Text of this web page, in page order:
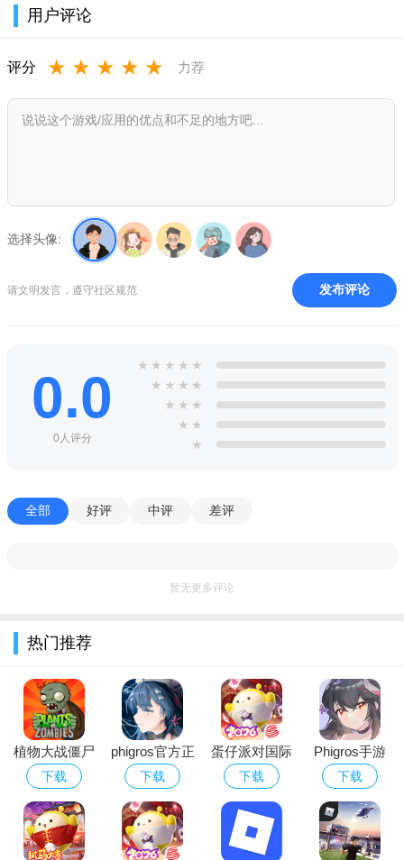
家。战火纷飞的时代，武力才是硬道理，兵多粮广战术高，即可
游戏特点
多兵种
游戏中设有“联盟”，玩家加入联盟后可联手攻击其他人的
帝国，征服周边领土。联盟达到一定条件，即可解锁联盟堡垒，
盟主、R4曾远可以放置并建造联盟堡垒，囤积士兵。联盟堡垒极
其周围则是联盟的领地，在联盟领地内，玩家可获得额外增益。
盟箭塔，自动攻击侵略的敌军，以保障联盟不被攻占。
【全球一体化】 全世界各国玩家在同一个服务器内游
戏，各国交流无障碍。
员组队发起大型战争。
【城市建设】 升级城市，建设城墙，设置陷阱，发展生
【讲究策略】 侦查、速攻、佯攻、请求支援、转移资
源、虚假情报、组队进攻.....熟练巧妙的使用各种策略，让你在战
斗中无往不利
游戏测评
《COK列王的纷争》是一款全球同服的多人策略战争游戏，
战争的乐趣，霸主荣耀虚位以待，你敢来吗?各国语言实时翻译，
建设宏伟的城市，参与热血的战争，与全球的战争游戏爱好者一
用户评论
评分 ★ ★ ★ ★ ★ 力荐
选择头像:
请文明发言，遵守社区规范 发布评论
0.0
0人评分
★ ★ ★ ★ ★
★ ★ ★ ★
★ ★ ★
★ ★
★
全部 好评 中评 差评
暂无更多评论
热门推荐
植物大战僵尸
经典版下载安
装免费
下载
phigros官方正
版下载2026最
新版安卓版
下载
蛋仔派对国际
服Eggy Party
下载官方最新
下载
Phigros手游
官方下载最新
版本
下载